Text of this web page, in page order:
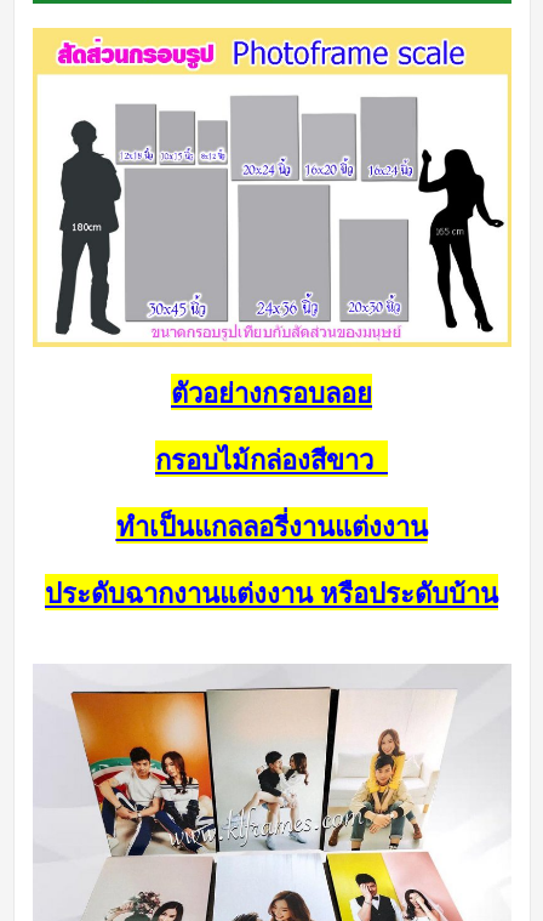
ตัวอย่างกรอบลอย
กรอบไม้กล่องสีขาว
ทำเป็นแกลลอรี่งานแต่งงาน
ประดับฉากงานแต่งงาน หรือประดับบ้าน